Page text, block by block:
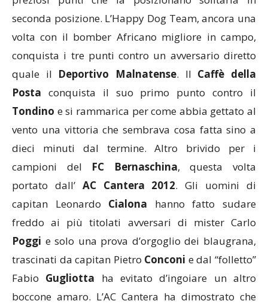
seconda posizione. L’Happy Dog Team, ancora una
volta con il bomber Africano migliore in campo,
conquista i tre punti contro un avversario diretto
quale il Deportivo Malnatense. Il Caffè della
Posta conquista il suo primo punto contro il
Tondino e si rammarica per come abbia gettato al
vento una vittoria che sembrava cosa fatta sino a
dieci minuti dal termine. Altro brivido per i
campioni del FC Bernaschina, questa volta
portato dall’AC Cantera 2012. Gli uomini di
capitan Leonardo Cialona hanno fatto sudare
freddo ai più titolati avversari di mister Carlo
Poggi e solo una prova d’orgoglio dei blaugrana,
trascinati da capitan Pietro Conconi e dal “folletto”
Fabio Gugliotta ha evitato d’ingoiare un altro
boccone amaro. L’AC Cantera ha dimostrato che